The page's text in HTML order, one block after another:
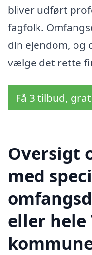
bliver udført
fagfolk.
din ejendom, og
vælge det rette
Få 3 tilbud,
Oversigt
med
eller hele